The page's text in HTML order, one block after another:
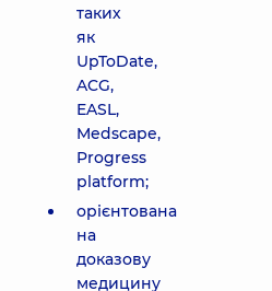
таких
як
UpToDate,
ACG,
EASL,
Medscape,
Progress
platform;
орієнтована
на
доказову
медицину